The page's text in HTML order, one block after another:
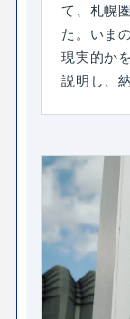
て、札幌
た。いま
現実的か
説明し、